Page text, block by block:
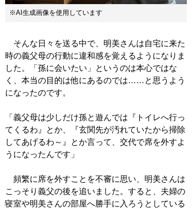
※AI生成画像を使用しています
そんな日々を送る中で、明美さんは自宅に来た
時の義父母の行動に違和感を覚えるようになりま
した。「孫に会いたい」というのは本心ではな
く、本当の目的は他にあるのでは……と思うよう
になったのです。
「義父母は少しだけ孫と遊んでは『トイレへ行っ
てくるわ』とか、『玄関先が汚れていたから掃除
してあげるわ～』とか言って、交代で席を外すよ
うになったんです」
頻繁に席を外すことを不審に思い、明美さんは
こっそり義父の後を追いました。すると、夫婦の
寝室や明美さんの部屋へ勝手に入ろうとしている